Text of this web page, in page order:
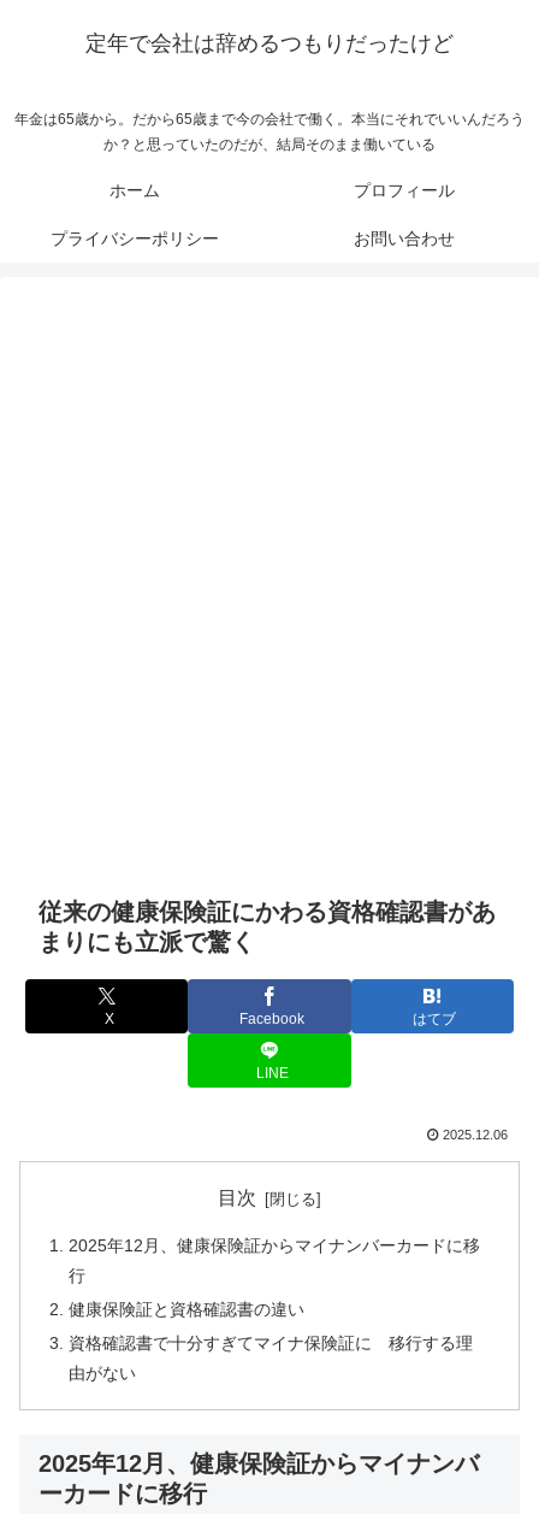
定年で会社は辞めるつもりだったけど
年金は65歳から。だから65歳まで今の会社で働く。本当にそれでいいんだろう
か？と思っていたのだが、結局そのまま働いている
ホーム プロフィール
プライバシーポリシー お問い合わせ
従来の健康保険証にかわる資格確認書があ
まりにも立派で驚く
X Facebook はてブ
LINE
2025.12.06
目次
2025年12月、健康保険証からマイナンバーカードに移
行
健康保険証と資格確認書の違い
資格確認書で十分すぎてマイナ保険証に゙移行する理
由がない
2025年12月、健康保険証からマイナンバ
ーカードに移行